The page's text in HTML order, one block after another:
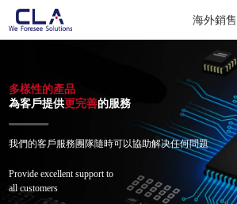
海外銷
多樣性的產品
為客戶提供更完善的服務
我們的客戶服務團隊隨時可以協助解决任何問題
Provide excellent support to
all customers